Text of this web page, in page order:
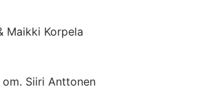
Maikki Korpela
Siiri Anttonen